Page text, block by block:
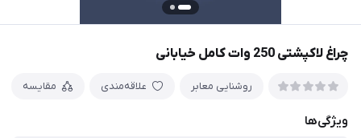
چراغ لاکپشتی 250 وات کامل خیابانی
روشنایی معابر علاقه‌مندی مقایسه
ویژگی‌ها